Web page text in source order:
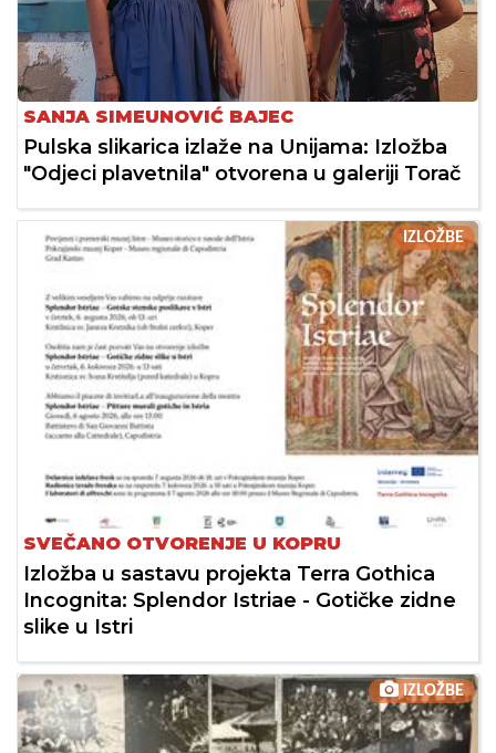
SANJA SIMEUNOVIĆ BAJEC
Pulska slikarica izlaže na Unijama: Izložba
"Odjeci plavetnila" otvorena u galeriji Torač
IZLOŽBE
SVEČANO OTVORENJE U KOPRU
Izložba u sastavu projekta Terra Gothica
Incognita: Splendor Istriae - Gotičke zidne
slike u Istri
IZLOŽBE